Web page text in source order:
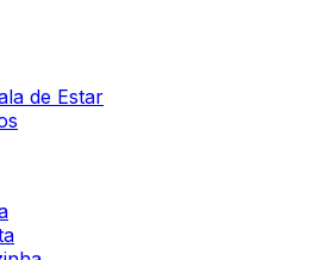
de Estar